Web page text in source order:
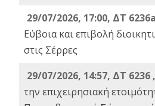
29/07/2026, 17:00, ΔΤ
Εύβοια και επιβολή
στις Σέρρες
29/07/2026, 14:57, ΔΤ 6236 ,
την επιχειρησιακή